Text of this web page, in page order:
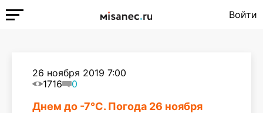
Войти
26 ноября 2019 7:00
1716
0
Днем до -7°С. Погода 26 ноября